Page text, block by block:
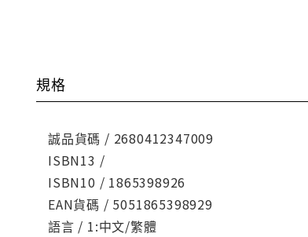
規格
誠品貨碼 / 2680412347009
ISBN13 /
ISBN10 / 1865398926
EAN貨碼 / 5051865398929
語言 / 1:中文/繁體